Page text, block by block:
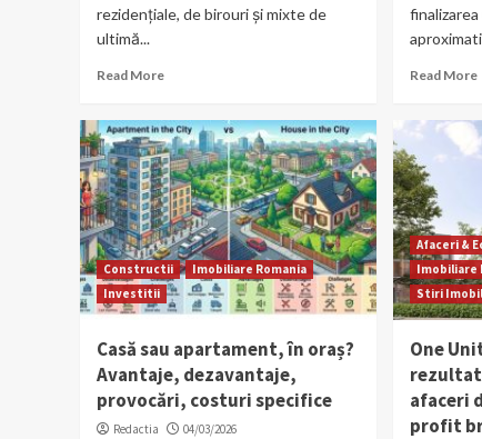
rezidențiale, de birouri și mixte de
ultimă...
Read More Read More
Constructii
Imobiliare Romania
Investitii
Casă sau apartament, în oraș?
Avantaje, dezavantaje,
provocări, costuri specifice
Redactia 04/03/2026
Afaceri &
Imobiliare
Stiri
One
afaceri
profit